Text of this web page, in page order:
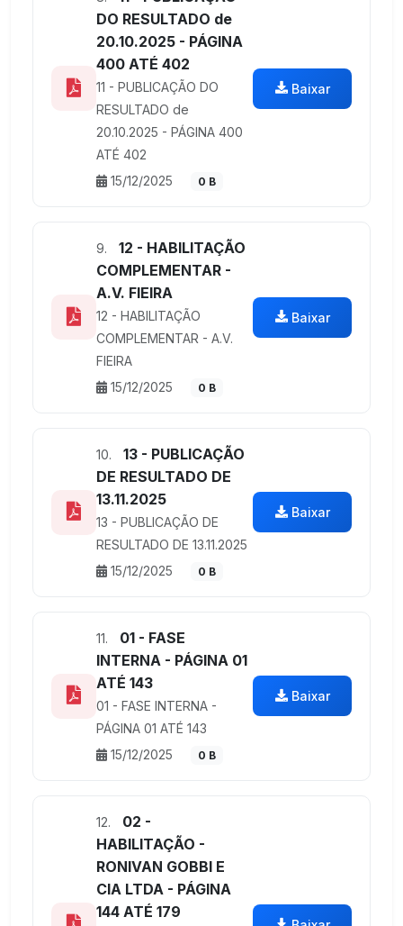
DO RESULTADO de
20.10.2025 - PÁGINA
400 ATÉ 402
11 - PUBLICAÇÃO DO
RESULTADO de
20.10.2025 - PÁGINA 400
ATÉ 402
15/12/2025
0 B
Baixar
9.
12 - HABILITAÇÃO
COMPLEMENTAR -
A.V. FIEIRA
12 - HABILITAÇÃO
COMPLEMENTAR - A.V.
FIEIRA
15/12/2025
0 B
Baixar
10.
13 - PUBLICAÇÃO
DE RESULTADO DE
13.11.2025
13 - PUBLICAÇÃO DE
RESULTADO DE 13.11.2025
15/12/2025
0 B
Baixar
11.
01 - FASE
INTERNA - PÁGINA 01
ATÉ 143
01 - FASE INTERNA -
PÁGINA 01 ATÉ 143
15/12/2025
0 B
Baixar
12.
02 -
HABILITAÇÃO -
RONIVAN GOBBI E
CIA LTDA - PÁGINA
144 ATÉ 179